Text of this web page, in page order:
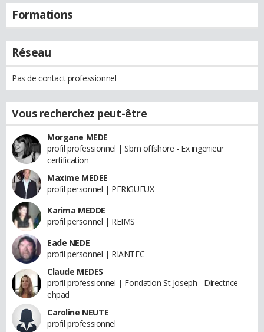
Formations
Réseau
Pas de contact professionnel
Vous recherchez peut-être
Morgane MEDE
profil professionnel | Sbm offshore - Ex ingenieur
certification
Maxime MEDEE
profil personnel | PERIGUEUX
Karima MEDDE
profil personnel | REIMS
Eade NEDE
profil personnel | RIANTEC
Claude MEDES
profil professionnel | Fondation St Joseph - Directrice
ehpad
Caroline NEUTE
profil professionnel